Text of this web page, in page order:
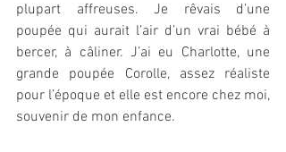
plupart affreuses. Je rêvais d’une
poupée qui aurait l’air d’un vrai bébé à
bercer, à câliner. J’ai eu Charlotte, une
grande poupée Corolle, assez réaliste
pour l’époque et elle est encore chez moi,
souvenir de mon enfance.